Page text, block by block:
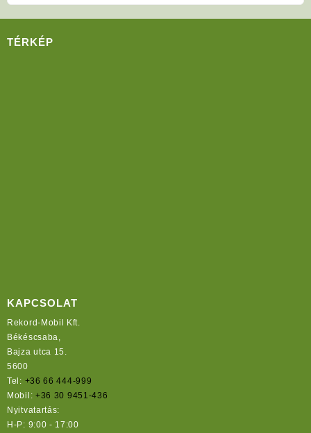
TÉRKÉP
KAPCSOLAT
Rekord-Mobil Kft.
Békéscsaba,
Bajza utca 15.
5600
Tel: +36 66 444-999
Mobil: +36 30 9451-436
Nyitvatartás:
H-P: 9:00 - 17:00